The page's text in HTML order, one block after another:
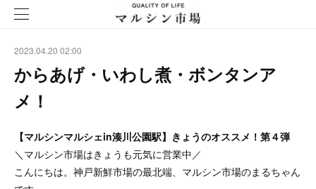
2023.04.20 02:00
からあげ・いわし煮・ボンタンア
メ！
【マルシンマルシェin湊川公園駅】きょうのオススメ！第４弾
＼マルシン市場はきょうも元気に営業中／
こんにちは。神戸新鮮市場の最北端、マルシン市場のまるちゃん